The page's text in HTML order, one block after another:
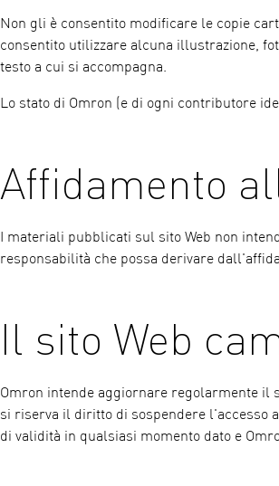
Non gli è consentito modificare le copie
consentito utilizzare alcuna illustrazione,
testo a cui si accompagna.
Lo stato di Omron (e di ogni contributore
Affidamento
I materiali pubblicati sul sito Web non
responsabilità che possa derivare
Il sito Web
Omron intende aggiornare regolarmente il
si riserva il diritto di sospendere l'accesso
di validità in qualsiasi momento dato e